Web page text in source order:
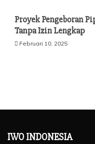
Proyek Pengeboran
Tanpa Izin Lengkap
Februari 10, 2025
IWO INDONESIA